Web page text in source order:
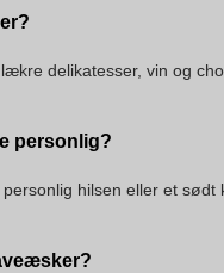
delikatesser, vin og
personlig?
hilsen eller et sødt